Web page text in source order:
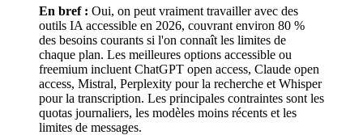
En bref : Oui, on peut vraiment travailler avec des
outils IA accessible en 2026, couvrant environ 80 %
des besoins courants si l'on connaît les limites de
chaque plan. Les meilleures options accessible ou
freemium incluent ChatGPT open access, Claude open
access, Mistral, Perplexity pour la recherche et Whisper
pour la transcription. Les principales contraintes sont les
quotas journaliers, les modèles moins récents et les
limites de messages.